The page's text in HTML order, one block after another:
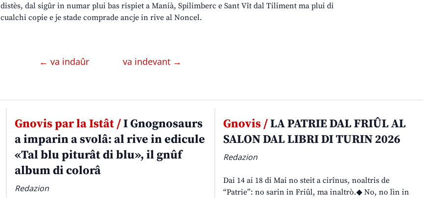
distès, dal sigûr in numar plui bas rispiet a Manià, Spilimberc e Sant Vît dal Tiliment ma plui di
cualchi copie e je stade comprade ancje in rive al Noncel.
← va indaûr va indevant →
Gnovis par la Istât /I Gnognosaurs
a imparin a svolâ: al rive in edicule
«Tal blu piturât di blu», il gnûf
album di colorâ
Redazion
Gnovis /LA PATRIE DAL FRIÛL AL
SALON DAL LIBRI DI TURIN 2026
Redazion
Dai 14 ai 18 di Mai no steit a cirînus, noaltris de
“Patrie”: no sarin in Friûl, ma inaltrò.◆ No, no lìn in